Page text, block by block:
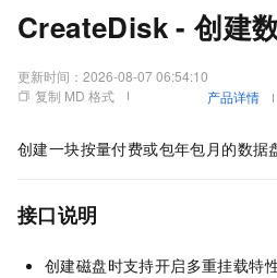
CreateDisk - 创建
更新时间： 2026-08-07 06:54:10
复制 MD 格式
产品详情
创建一块按量付费或包年包月的数据
接口说明
创建磁盘时支持开启多重挂载特